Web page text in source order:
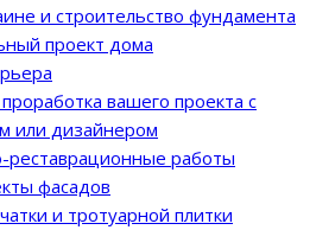
и строительство фундамента
проект дома
вашего проекта с
или дизайнером
реставрационные работы
фасадов
и тротуарной плитки